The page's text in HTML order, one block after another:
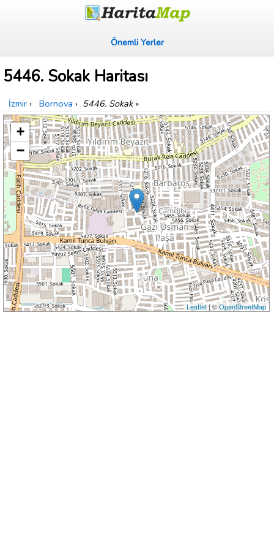
Önemli Yerler
5446. Sokak Haritası
İzmir › Bornova › 5446. Sokak»
+
−
Leaflet| ©OpenStreetMap